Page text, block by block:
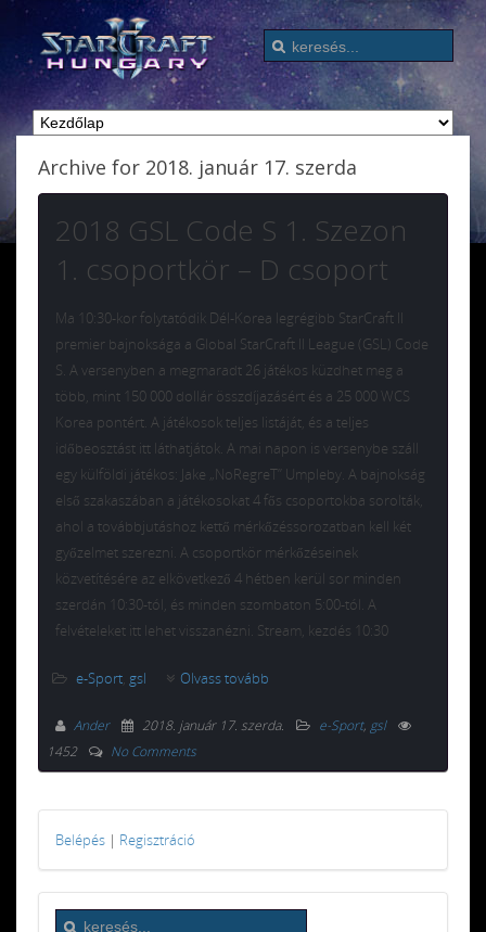
Archive for 2018. január 17. szerda
2018 GSL Code S 1. Szezon
1. csoportkör – D csoport
Ma 10:30-kor folytatódik Dél-Korea legrégibb StarCraft II
premier bajnoksága a Global StarCraft II League (GSL) Code
S. A versenyben a megmaradt 26 játékos küzdhet meg a
több, mint 150 000 dollár összdíjazásért és a 25 000 WCS
Korea pontért. A játékosok teljes listáját, és a teljes
időbeosztást itt láthatjátok. A mai napon is versenybe száll
egy külföldi játékos: Jake „NoRegreT” Umpleby. A bajnokság
első szakaszában a játékosokat 4 fős csoportokba sorolták,
ahol a továbbjutáshoz kettő mérkőzéssorozatban kell két
győzelmet szerezni. A csoportkör mérkőzéseinek
közvetítésére az elkövetkező 4 hétben kerül sor minden
szerdán 10:30-tól, és minden szombaton 5:00-tól. A
felvételeket itt lehet visszanézni. Stream, kezdés 10:30
e-Sport, gsl Olvass tovább
Ander 2018. január 17. szerda. e-Sport, gsl
1452
No Comments
Belépés | Regisztráció